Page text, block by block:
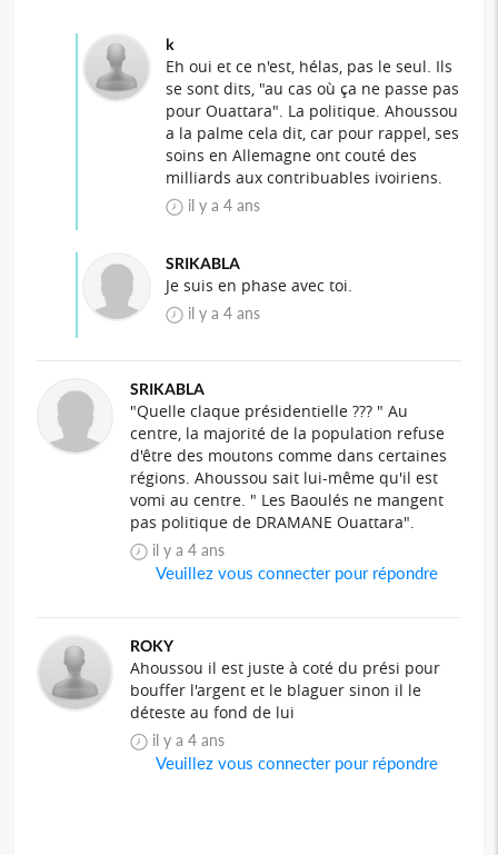
k
Eh oui et ce n'est, hélas, pas le seul. Ils
se sont dits, "au cas où ça ne passe pas
pour Ouattara". La politique. Ahoussou
a la palme cela dit, car pour rappel, ses
soins en Allemagne ont couté des
milliards aux contribuables ivoiriens.
il y a 4 ans
SRIKABLA
Je suis en phase avec toi.
il y a 4 ans
SRIKABLA
"Quelle claque présidentielle ??? " Au
centre, la majorité de la population refuse
d'être des moutons comme dans certaines
régions. Ahoussou sait lui-même qu'il est
vomi au centre. " Les Baoulés ne mangent
pas politique de DRAMANE Ouattara".
il y a 4 ans
Veuillez vous connecter pour répondre
ROKY
Ahoussou il est juste à coté du prési pour
bouffer l'argent et le blaguer sinon il le
déteste au fond de lui
il y a 4 ans
Veuillez vous connecter pour répondre